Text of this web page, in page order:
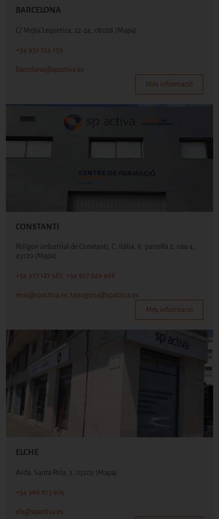
BARCELONA
C/ Mejía Lequerica, 22-24, 08028 (Mapa)
+34 932 724 159
barcelona@spactiva.es
Més informació
CONSTANTI
Polígon industrial de Constantí, C. Itàlia, 8, parcel·la 2, nau 4,
43120 (Mapa)
+34 977 127 587, +34 977 249 988
reus@spactiva.es, tarragona@spactiva.es
Més informació
ELCHE
Avda. Santa Pola, 3, 03203 (Mapa)
+34 966 613 909
elx@spactiva.es